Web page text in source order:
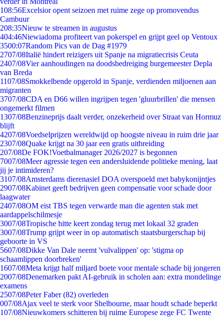
108:56Excelsior opent seizoen met ruime zege op promovendus
Cambuur
208:35Nieuw te streamen in augustus
404:46Niewiadoma profiteert van pokerspel en grijpt geel op Ventoux
3500:07Random Pics van de Dag #1979
2707/08Italië hindert reizigers uit Spanje na migratiecrisis Ceuta
2407/08Vier aanhoudingen na doodsbedreiging burgemeester Depla
van Breda
1107/08Smokkelbende opgerold in Spanje, verdienden miljoenen aan
migranten
3707/08CDA en D66 willen ingrijpen tegen 'gluurbrillen' die mensen
ongemerkt filmen
1307/08Benzineprijs daalt verder, onzekerheid over Straat van Hormuz
blijft
4207/08Voedselprijzen wereldwijd op hoogste niveau in ruim drie jaar
2307/08Quake krijgt na 30 jaar een gratis uitbreiding
207/08De FOK!Voetbalmanager 2026/2027 is begonnen
7007/08Meer agressie tegen een andersluidende politieke mening, laat
jij je intimideren?
3107/08Amsterdams dierenasiel DOA overspoeld met babykonijntjes
2907/08Kabinet geeft bedrijven geen compensatie voor schade door
laagwater
2407/08OM eist TBS tegen verwarde man die agenten stak met
aardappelschilmesje
3007/08Tropische hitte keert zondag terug met lokaal 32 graden
3007/08Trump grijpt weer in op automatisch staatsburgerschap bij
geboorte in VS
5607/08Dikke Van Dale neemt 'vulvalippen' op: 'stigma op
schaamlippen doorbreken'
1607/08Meta krijgt half miljard boete voor mentale schade bij jongeren
2007/08Denemarken pakt AI-gebruik in scholen aan: extra mondelinge
examens
2507/08Peter Faber (82) overleden
007/08Ajax veel te sterk voor Shelbourne, maar houdt schade beperkt
107/08Nieuwkomers schitteren bij ruime Europese zege FC Twente